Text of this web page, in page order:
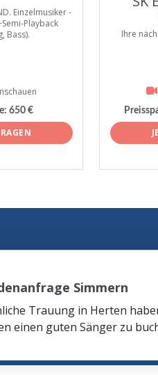
Einzelmusiker -
Playback
Bass).
650 €
Ihre
Simmern
Trauung in Herten
einen guten Sänger zu